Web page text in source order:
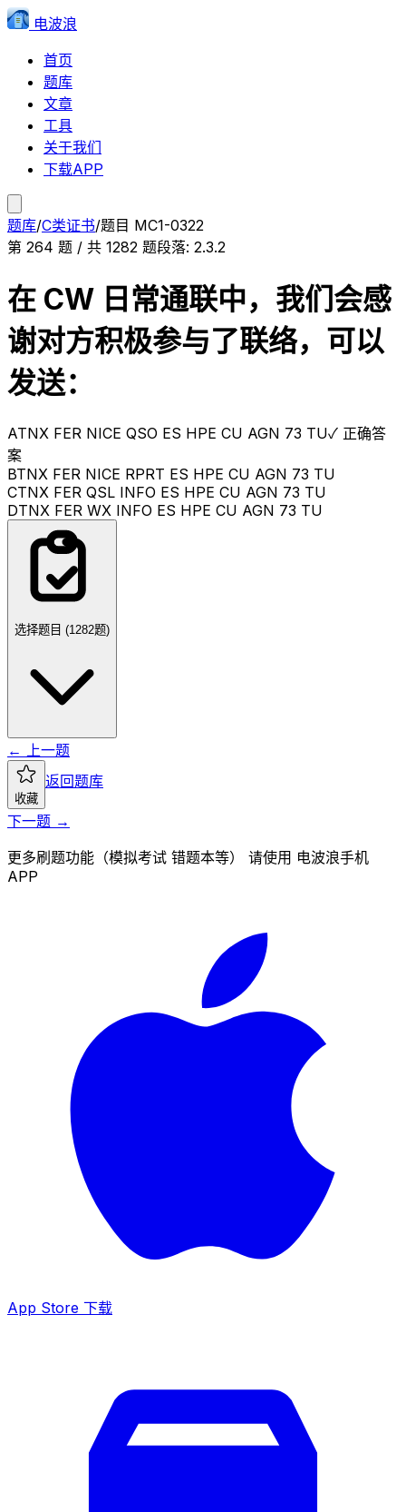
电波浪
首页
题库
文章
工具
关于我们
下载APP
题库/C类证书/题目 MC1-0322
第 264 题 / 共 1282 题段落: 2.3.2
在 CW 日常通联中，我们会感
谢对方积极参与了联络，可以
发送：
ATNX FER NICE QSO ES HPE CU AGN 73 TU✓ 正确答
案
BTNX FER NICE RPRT ES HPE CU AGN 73 TU
CTNX FER QSL INFO ES HPE CU AGN 73 TU
DTNX FER WX INFO ES HPE CU AGN 73 TU
选择题目 (1282题)
← 上一题
收藏
返回题库
下一题 →
更多刷题功能（模拟考试 错题本等） 请使用 电波浪手机
APP
App Store 下载